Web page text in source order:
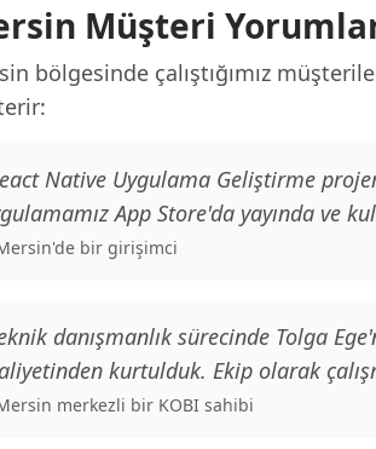
Müşteri
bölgesinde çalıştığımız
Native Uygulama Geliştirme
App Store'da yayında ve
bir girişimci
danışmanlık sürecinde Tolga
kurtulduk. Ekip olarak
merkezli bir KOBI sahibi